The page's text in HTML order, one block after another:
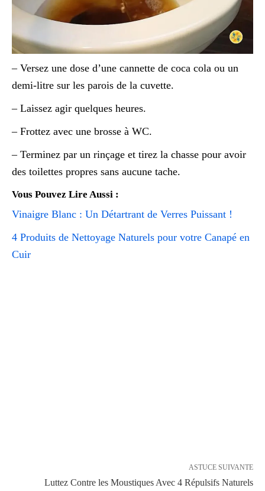
– Versez une dose d’une cannette de coca cola ou un
demi-litre sur les parois de la cuvette.
– Laissez agir quelques heures.
– Frottez avec une brosse à WC.
– Terminez par un rinçage et tirez la chasse pour avoir
des toilettes propres sans aucune tache.
Vous Pouvez Lire Aussi :
Vinaigre Blanc : Un Détartrant de Verres Puissant !
4 Produits de Nettoyage Naturels pour votre Canapé en
Cuir
ASTUCE SUIVANTE
Luttez Contre les Moustiques Avec 4 Répulsifs Naturels